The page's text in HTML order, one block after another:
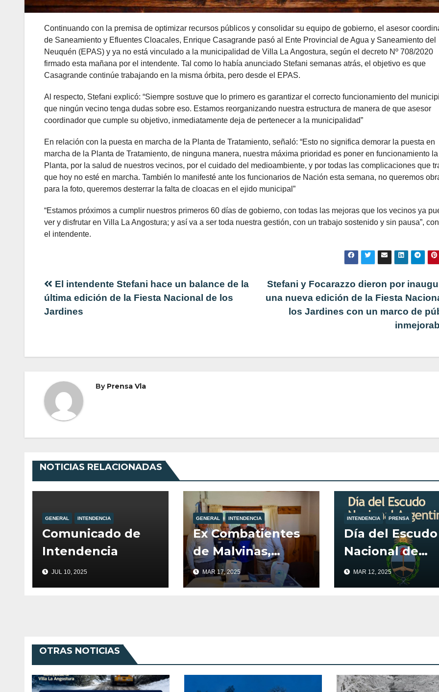
Continuando con la premisa de optimizar recursos públicos y consolidar su equipo de gobierno, el asesor
de Saneamiento y Efluentes Cloacales, Enrique Casagrande pasó al Ente Provincial de Agua y Saneamiento del
Neuquén (EPAS) y ya no está vinculado a la municipalidad de Villa La Angostura, según el decreto Nº 708/2020
firmado esta mañana por el intendente. Tal como lo había anunciado Stefani semanas atrás, el objetivo es que
Casagrande continúe trabajando en la misma órbita, pero desde el EPAS.
Al respecto, Stefani explicó: “Siempre sostuve que lo primero es garantizar el correcto funcionamiento del
que ningún vecino tenga dudas sobre eso. Estamos reorganizando nuestra estructura de manera de que asesor
coordinador que cumple su objetivo, inmediatamente deja de pertenecer a la municipalidad”
En relación con la puesta en marcha de la Planta de Tratamiento, señaló: “Esto no significa demorar la puesta en
marcha de la Planta de Tratamiento, de ninguna manera, nuestra máxima prioridad es poner en funcionamiento la
Planta, por la salud de nuestros vecinos, por el cuidado del medioambiente, y por todas las complicaciones que
que hoy no esté en marcha. También lo manifesté ante los funcionarios de Nación esta semana, no queremos
para la foto, queremos desterrar la falta de cloacas en el ejido municipal”
“Estamos próximos a cumplir nuestros primeros 60 días de gobierno, con todas las mejoras que los vecinos ya
ver y disfrutar en Villa La Angostura; y así va a ser toda nuestra gestión, con un trabajo sostenido y sin pausa”,
el intendente.
Navegación
de
Stefani y Focarazzo dieron por
una nueva edición de la Fiesta
los Jardines con un marco de
El intendente Stefani hace un balance de la
última edición de la Fiesta Nacional de los
Jardines
By Prensa Vla
NOTICIAS RELACIONADAS
GENERAL INTENDENCIA
Comunicado de
Intendencia
JUL 10, 2025
GENERAL INTENDENCIA
Ex Combatientes
de Malvinas,
fueron recibidos
por el Intendente
MAR 17, 2025
INTENDENCIA PRENSA
Día del Escudo
Nacional de
Argentina
MAR 12, 2025
OTRAS NOTICIAS